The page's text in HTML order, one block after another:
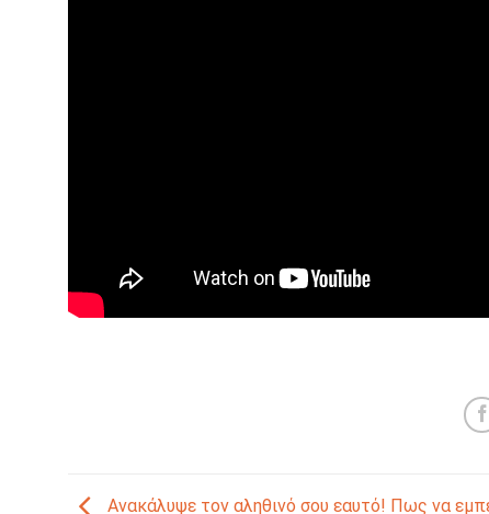
Ανακάλυψε τον αληθινό σου εαυτό! Πως να